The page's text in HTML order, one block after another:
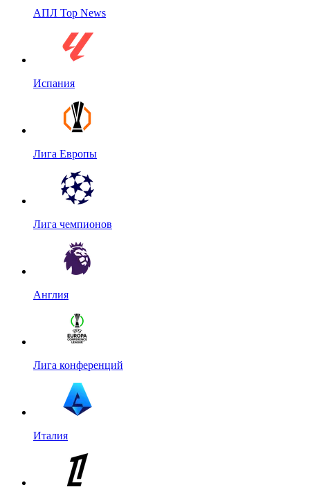
АПЛ Top News
Испания
Лига Европы
Лига чемпионов
Англия
Лига конференций
Италия